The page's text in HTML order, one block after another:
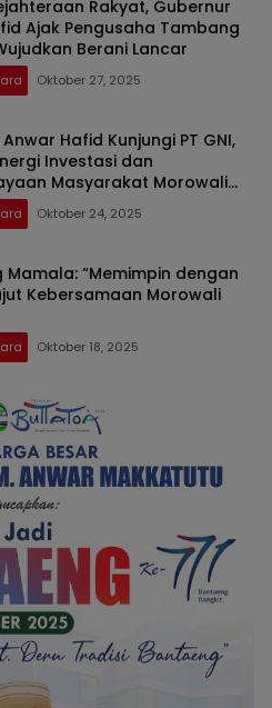
Rakyat, Gubernur
Ajak Pengusaha Tambang
Berani Lancar
Oktober 27, 2025
Hafid Kunjungi PT GNI,
Investasi dan
Masyarakat Morowali
Oktober 24, 2025
Mamala: “Memimpin dengan
Kebersamaan Morowali
Oktober 18, 2025